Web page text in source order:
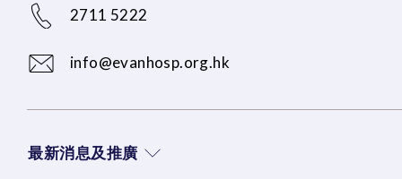
2711 5222
info@evanhosp.org.hk
最新消息及推廣